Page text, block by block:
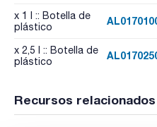
x 1 l :: Botella de
plástico
x 2,5 l :: Botella de
plástico
Recursos relacionados